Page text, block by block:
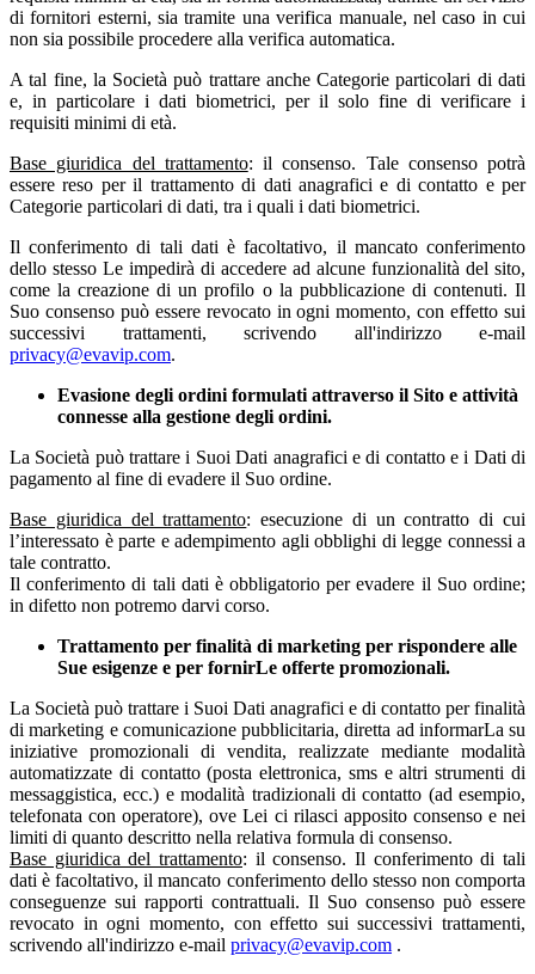
di fornitori esterni, sia tramite una verifica manuale, nel caso in cui
non sia possibile procedere alla verifica automatica.
A tal fine, la Società può trattare anche Categorie particolari di dati
e, in particolare i dati biometrici, per il solo fine di verificare i
requisiti minimi di età.
Base giuridica del trattamento: il consenso. Tale consenso potrà
essere reso per il trattamento di dati anagrafici e di contatto e per
Categorie particolari di dati, tra i quali i dati biometrici.
Il conferimento di tali dati è facoltativo, il mancato conferimento
dello stesso Le impedirà di accedere ad alcune funzionalità del sito,
come la creazione di un profilo o la pubblicazione di contenuti. Il
Suo consenso può essere revocato in ogni momento, con effetto sui
successivi trattamenti, scrivendo all'indirizzo e-mail
privacy@evavip.com.
Evasione degli ordini formulati attraverso il Sito e attività
connesse alla gestione degli ordini.
La Società può trattare i Suoi Dati anagrafici e di contatto e i Dati di
pagamento al fine di evadere il Suo ordine.
Base giuridica del trattamento: esecuzione di un contratto di cui
l’interessato è parte e adempimento agli obblighi di legge connessi a
tale contratto.
Il conferimento di tali dati è obbligatorio per evadere il Suo ordine;
in difetto non potremo darvi corso.
Trattamento per finalità di marketing per rispondere alle
Sue esigenze e per fornirLe offerte promozionali.
La Società può trattare i Suoi Dati anagrafici e di contatto per finalità
di marketing e comunicazione pubblicitaria, diretta ad informarLa su
iniziative promozionali di vendita, realizzate mediante modalità
automatizzate di contatto (posta elettronica, sms e altri strumenti di
messaggistica, ecc.) e modalità tradizionali di contatto (ad esempio,
telefonata con operatore), ove Lei ci rilasci apposito consenso e nei
limiti di quanto descritto nella relativa formula di consenso.
Base giuridica del trattamento: il consenso. Il conferimento di tali
dati è facoltativo, il mancato conferimento dello stesso non comporta
conseguenze sui rapporti contrattuali. Il Suo consenso può essere
revocato in ogni momento, con effetto sui successivi trattamenti,
scrivendo all'indirizzo e-mail privacy@evavip.com .